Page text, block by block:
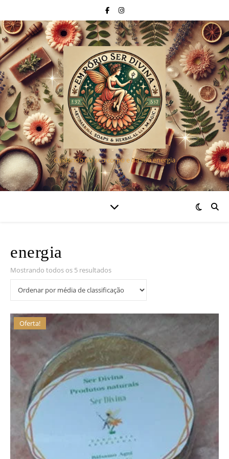
Cuidando do seu corpo e da sua energia
energia
Mostrando todos os 5 resultadosClassificado por classificação média
Oferta!